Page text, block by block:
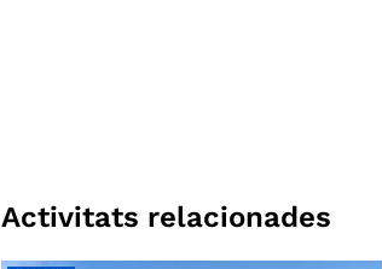
Activitats relacionades